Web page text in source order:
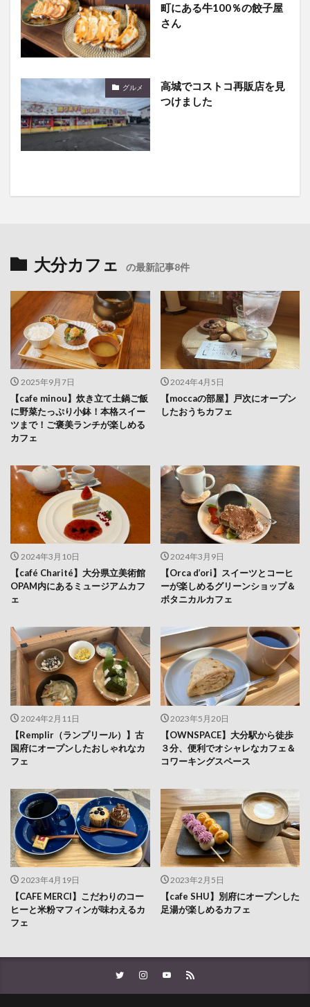
町にある牛100％の餃子屋
さん
グルメ
高城でコストコ再販店を見
つけました
大分カフェ の最新記事8件
2025年9月7日
【cafe minou】炊き立て土鍋ご飯
に野菜たっぷり小鉢！本格スイー
ツまで！ご褒美ランチが楽しめる
カフェ
2024年4月5日
【moccaの部屋】戸次にオープン
したおうちカフェ
2024年3月10日
【café Charité】大分県立美術館
OPAM内にあるミュージアムカフ
ェ
2024年3月9日
【Orca d’ori】スイーツとコーヒ
ーが楽しめるグリーンショップ＆
ボタニカルカフェ
2024年2月11日
【Remplir（ランプリール）】古
国府にオープンしたおしゃれなカ
フェ
2023年5月20日
【OWNSPACE】大分駅から徒歩
３分、便利でオシャレなカフェ＆
コワーキングスペース
2023年4月19日
【CAFE MERCI】こだわりのコー
ヒーと米粉マフィンが味わえるカ
フェ
2023年2月5日
【cafe SHU】別府にオープンした
足湯が楽しめるカフェ